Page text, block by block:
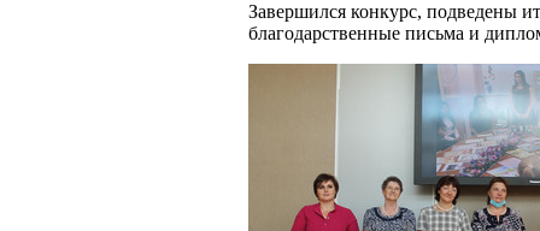
Завершился конкурс, подведены
благодарственные письма и